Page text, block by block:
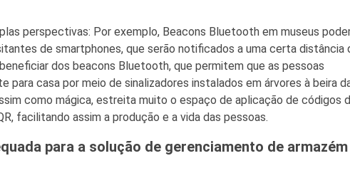
perspectivas: Por exemplo, Beacons Bluetooth em museus
de smartphones, que serão notificados a uma certa distância
dos beacons Bluetooth, que permitem que as pessoas
casa por meio de sinalizadores instalados em árvores à beira
como mágica, estreita muito o espaço de aplicação de códigos
facilitando assim a produção e a vida das pessoas.
para a solução de gerenciamento de armazém